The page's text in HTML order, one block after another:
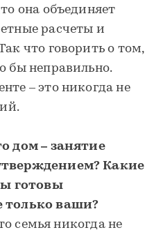
она объединяет
расчеты и
что говорить о том,
бы неправильно.
– это никогда не
дом – занятие
Какие
готовы
только ваши?
семья никогда не